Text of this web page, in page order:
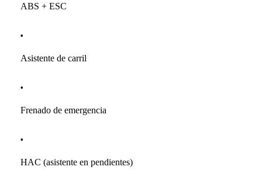
ABS + ESC
Asistente de carril
Frenado de emergencia
HAC (asistente en pendientes)